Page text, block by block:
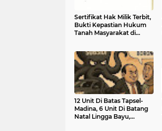
Sertifikat Hak Milik Terbit,
Bukti Kepastian Hukum
Tanah Masyarakat di
‎12 Unit Di Batas Tapsel-
Madina, 6 Unit Di Batang
Natal Lingga Bayu,